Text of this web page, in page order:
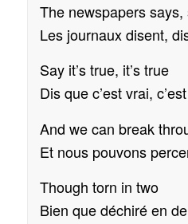
The newspapers says,
Les journaux disent,
Say it’s true, it’s true
Dis que c’est vrai,
And we can break
Et nous pouvons
Though torn in two
Bien que déchiré en